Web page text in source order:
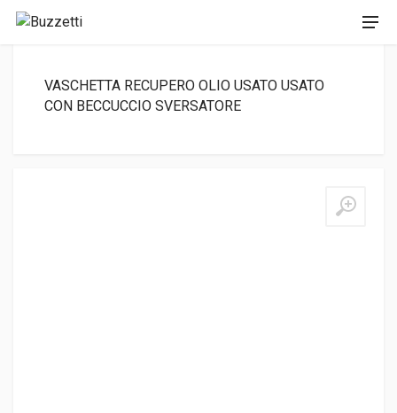
VASCHETTA RECUPERO OLIO USATO USATO
CON BECCUCCIO SVERSATORE